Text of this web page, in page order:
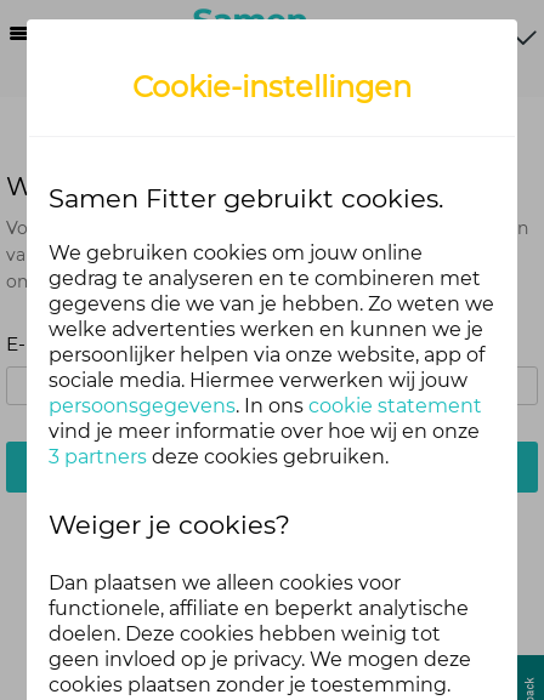
Wachtwoord vergeten?
Voer het e-mailadres in dat je hebt gebruikt bij het aanmaken
van je account. Je ontvangt van ons een e-mail met een link
om je wachtwoord opnieuw in te stellen.
E-mailadres:
Stuur mij een e-mail
Cookie-instellingen
Samen Fitter gebruikt cookies.
We gebruiken cookies om jouw online
gedrag te analyseren en te combineren met
gegevens die we van je hebben. Zo weten we
welke advertenties werken en kunnen we je
persoonlijker helpen via onze website, app of
sociale media. Hiermee verwerken wij jouw
persoonsgegevens. In onscookie statement
vind je meer informatie over hoe wij en onze
3 partners deze cookies gebruiken.
Weiger je cookies?
Dan plaatsen we alleen cookies voor
functionele, affiliate en beperkt analytische
doelen. Deze cookies hebben weinig tot
geen invloed op je privacy. We mogen deze
cookies plaatsen zonder je toestemming.